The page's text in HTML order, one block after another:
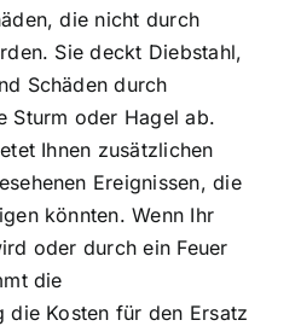
die nicht durch
Sie deckt Diebstahl,
Schäden durch
Sturm oder Hagel ab.
Ihnen zusätzlichen
Ereignissen, die
könnten. Wenn Ihr
oder durch ein Feuer
die
die Kosten für den Ersatz